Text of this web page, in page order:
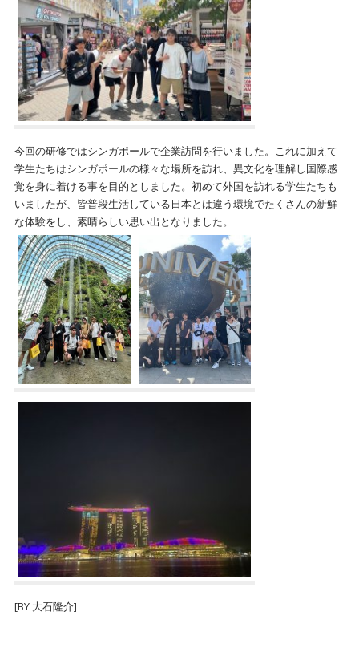
今回の研修ではシンガポールで企業訪問を行いました。これに加えて
学生たちはシンガポールの様々な場所を訪れ、異文化を理解し国際感
覚を身に着ける事を目的としました。初めて外国を訪れる学生たちも
いましたが、皆普段生活している日本とは違う環境でたくさんの新鮮
な体験をし、素晴らしい思い出となりました。
[BY 大石隆介]